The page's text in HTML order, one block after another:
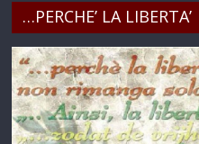
…PERCHE’ LA LIBERTA’